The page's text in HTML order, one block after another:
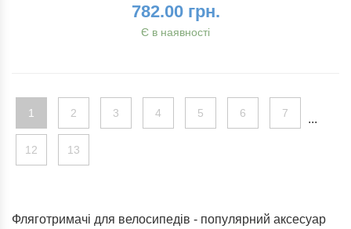
782.00 грн.
Є в наявності
1 2 3 4 5 6 7 ...
12 13
Фляготримачі для велосипедів - популярний аксесуар